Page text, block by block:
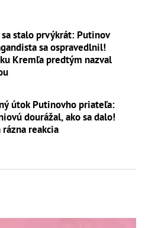
sa stalo prvýkrát: Putinov
sa ospravedlnil!
Kremľa predtým nazval
útok Putinovho priateľa:
dourážal, ako sa dalo!
rázna reakcia